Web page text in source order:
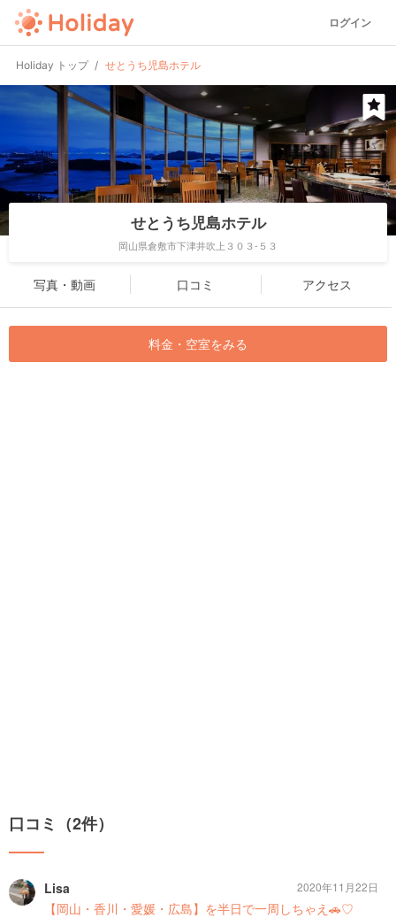
ログイン
Holiday トップ せとうち児島ホテル
せとうち児島ホテル
岡山県倉敷市下津井吹上３０３-５３
写真・動画 口コミ アクセス
料金・空室をみる
口コミ（2件）
Lisa
【岡山・香川・愛媛・広島】を半日で一周しちゃえ🚗♡
2020年11月22日